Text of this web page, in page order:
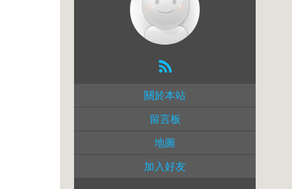
關於本站
留言板
地圖
加入好友